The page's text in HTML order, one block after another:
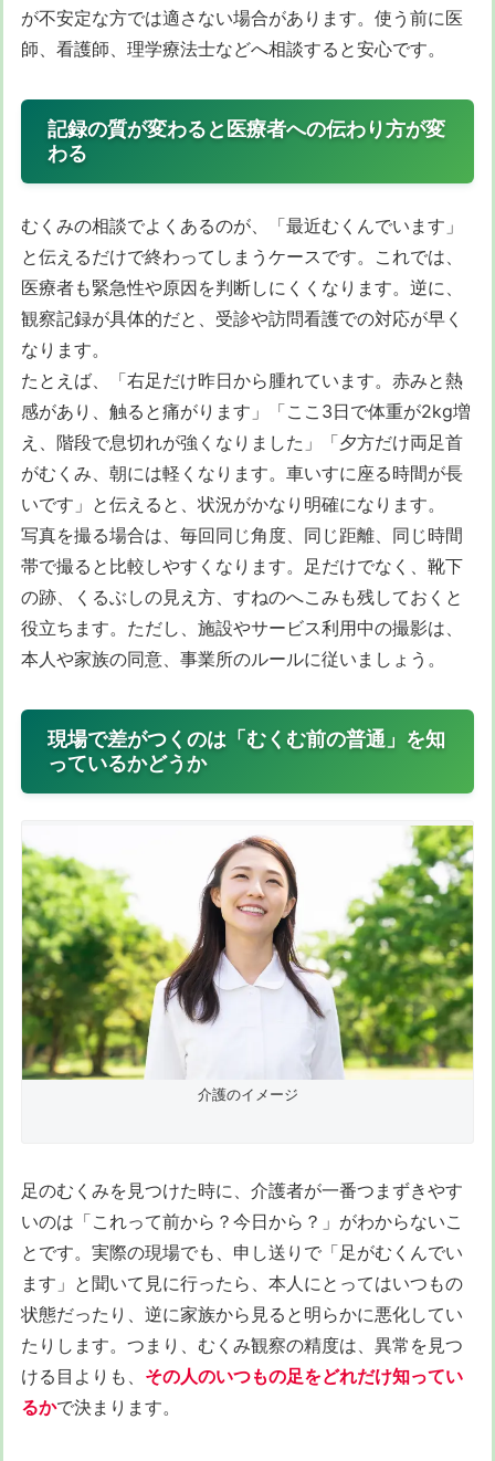
が不安定な方では適さない場合があります。使う前に医
師、看護師、理学療法士などへ相談すると安心です。
記録の質が変わると医療者への伝わり方が変
わる
むくみの相談でよくあるのが、「最近むくんでいます」
と伝えるだけで終わってしまうケースです。これでは、
医療者も緊急性や原因を判断しにくくなります。逆に、
観察記録が具体的だと、受診や訪問看護での対応が早く
なります。
たとえば、「右足だけ昨日から腫れています。赤みと熱
感があり、触ると痛がります」「ここ3日で体重が2kg増
え、階段で息切れが強くなりました」「夕方だけ両足首
がむくみ、朝には軽くなります。車いすに座る時間が長
いです」と伝えると、状況がかなり明確になります。
写真を撮る場合は、毎回同じ角度、同じ距離、同じ時間
帯で撮ると比較しやすくなります。足だけでなく、靴下
の跡、くるぶしの見え方、すねのへこみも残しておくと
役立ちます。ただし、施設やサービス利用中の撮影は、
本人や家族の同意、事業所のルールに従いましょう。
現場で差がつくのは「むくむ前の普通」を知
っているかどうか
介護のイメージ
足のむくみを見つけた時に、介護者が一番つまずきやす
いのは「これって前から？今日から？」がわからないこ
とです。実際の現場でも、申し送りで「足がむくんでい
ます」と聞いて見に行ったら、本人にとってはいつもの
状態だったり、逆に家族から見ると明らかに悪化してい
たりします。つまり、むくみ観察の精度は、異常を見つ
ける目よりも、 その人のいつもの足をどれだけ知ってい
るかで決まります。